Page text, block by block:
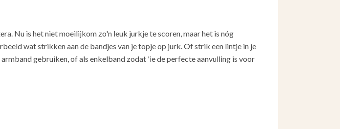
Nu is het niet moeilijkom zo'n leuk jurkje te scoren, maar het is nóg
wat strikken aan de bandjes van je topje op jurk. Of strik een lintje in je
gebruiken, of als enkelband zodat 'ie de perfecte aanvulling is voor